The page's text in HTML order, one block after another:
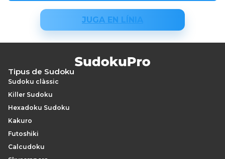
JUGA EN LÍNIA
Tipus de Sudoku
Sudoku clàssic
Killer Sudoku
Hexadoku Sudoku
Kakuro
Futoshiki
Calcudoku